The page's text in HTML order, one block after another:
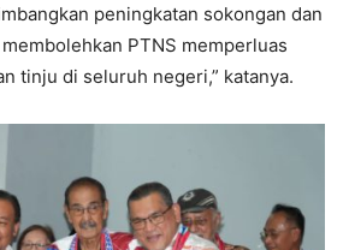
peningkatan sokongan dan
PTNS memperluas
tinju di seluruh negeri,” katanya.